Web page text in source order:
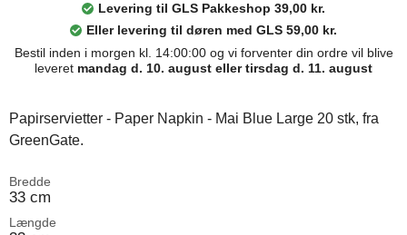
Levering til GLS Pakkeshop 39,00 kr.
Eller levering til døren med GLS 59,00 kr.
Bestil inden i morgen kl. 14:00:00 og vi forventer din ordre vil blive
leveret mandag d. 10. august eller tirsdag d. 11. august
Papirservietter - Paper Napkin - Mai Blue Large 20 stk, fra
GreenGate.
Bredde
33 cm
Længde